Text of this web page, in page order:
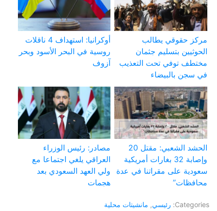
مركز حقوقي يطالب
الحوثيين بتسليم جثمان
مختطف توفي تحت التعذيب
في سجن بالبيضاء
أوكرانيا: استهداف 4 ناقلات
روسية في البحر الأسود وبحر
آزوف
الحشد الشعبي: مقتل 20
وإصابة 32 بغارات أمريكية
سعودية على مقراتنا في عدة
محافظات”
مصادر: رئيس الوزراء
العراقي يلغي اجتماعا مع
ولي العهد السعودي بعد
هجمات
Categories: رئيسي, مانشيتات محلية